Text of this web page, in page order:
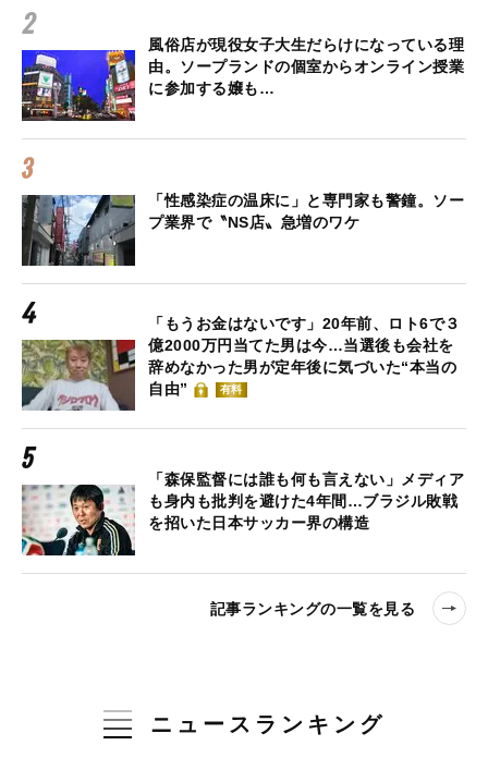
風俗店が現役女子大生だらけになっている理
由。ソープランドの個室からオンライン授業
に参加する嬢も…
「性感染症の温床に」と専門家も警鐘。ソー
プ業界で〝NS店〟急増のワケ
「もうお金はないです」20年前、ロト6で３
億2000万円当てた男は今…当選後も会社を
辞めなかった男が定年後に気づいた“本当の
自由”
有料
「森保監督には誰も何も言えない」メディア
も身内も批判を避けた4年間…ブラジル敗戦
を招いた日本サッカー界の構造
記事ランキングの一覧を見る
ニュースランキング